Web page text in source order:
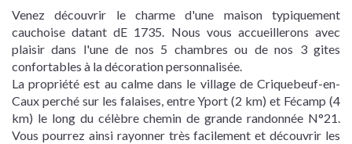
Venez découvrir le charme d'une maison typiquement
cauchoise datant dE 1735. Nous vous accueillerons avec
plaisir dans l'une de nos 5 chambres ou de nos 3 gites
confortables à la décoration personnalisée.
La propriété est au calme dans le village de Criquebeuf-en-
Caux perché sur les falaises, entre Yport (2 km) et Fécamp (4
km) le long du célèbre chemin de grande randonnée N°21.
Vous pourrez ainsi rayonner très facilement et découvrir les